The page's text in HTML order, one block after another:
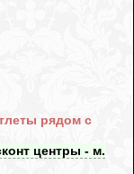
рядом с
центры - м.